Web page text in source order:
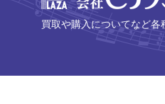
買取や購入についてなど各